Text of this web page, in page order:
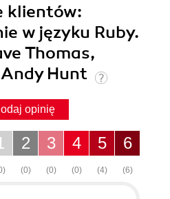
klientów:
w języku Ruby.
Thomas,
Hunt
opinię
6
(6)
5
(4)
4
(0)
3
(0)
2
(0)